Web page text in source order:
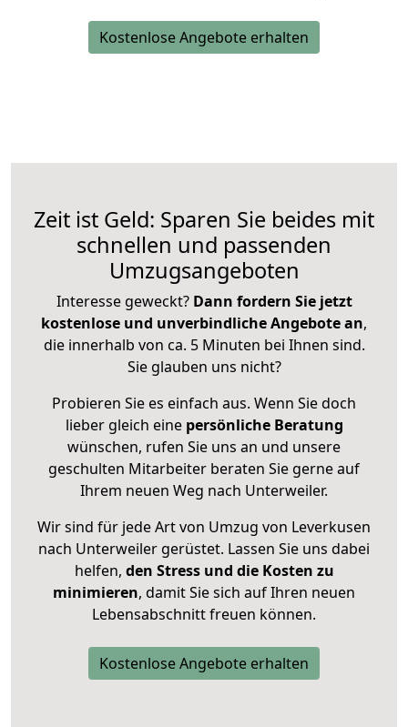
Kostenlose Angebote erhalten
Zeit ist Geld: Sparen Sie beides mit
schnellen und passenden
Umzugsangeboten
Interesse geweckt? Dann fordern Sie jetzt
kostenlose und unverbindliche Angebote an,
die innerhalb von ca. 5 Minuten bei Ihnen sind.
Sie glauben uns nicht?
Probieren Sie es einfach aus. Wenn Sie doch
lieber gleich eine persönliche Beratung
wünschen, rufen Sie uns an und unsere
geschulten Mitarbeiter beraten Sie gerne auf
Ihrem neuen Weg nach Unterweiler.
Wir sind für jede Art von Umzug von Leverkusen
nach Unterweiler gerüstet. Lassen Sie uns dabei
helfen, den Stress und die Kosten zu
minimieren, damit Sie sich auf Ihren neuen
Lebensabschnitt freuen können.
Kostenlose Angebote erhalten